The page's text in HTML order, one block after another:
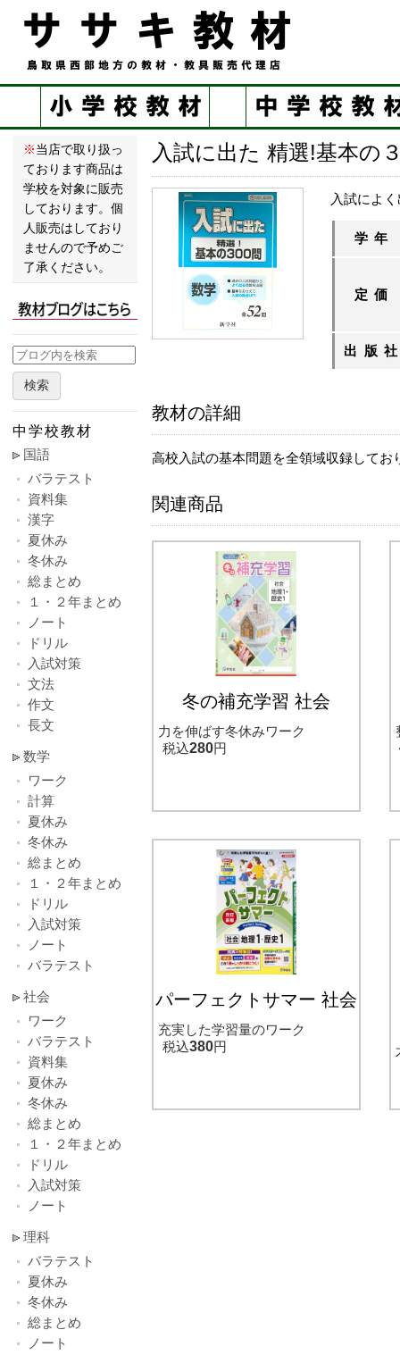
入試に出た 精選!基本の
入試によ
学年
定価
出版
教材の詳細
高校入試の基本問題を全領域収録してお
関連商品
冬の補充学習 社会
力を伸ばす冬休みワーク
税込280円
パーフェクトサマー 社会
充実した学習量のワーク
税込380円
※ 当店で取り扱っ
ております商品は
学校を対象に販売
しております。個
人販売はしており
ませんので予めご
了承ください。
検索
中学校教材
国語
バラテスト
資料集
漢字
夏休み
冬休み
総まとめ
１・２年まとめ
ノート
ドリル
入試対策
文法
作文
長文
数学
ワーク
計算
夏休み
冬休み
総まとめ
１・２年まとめ
ドリル
入試対策
ノート
バラテスト
社会
ワーク
バラテスト
資料集
夏休み
冬休み
総まとめ
１・２年まとめ
ドリル
入試対策
ノート
理科
バラテスト
夏休み
冬休み
総まとめ
ノート